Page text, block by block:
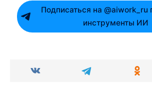
Подписаться на @aiwork_ru
инструменты ИИ